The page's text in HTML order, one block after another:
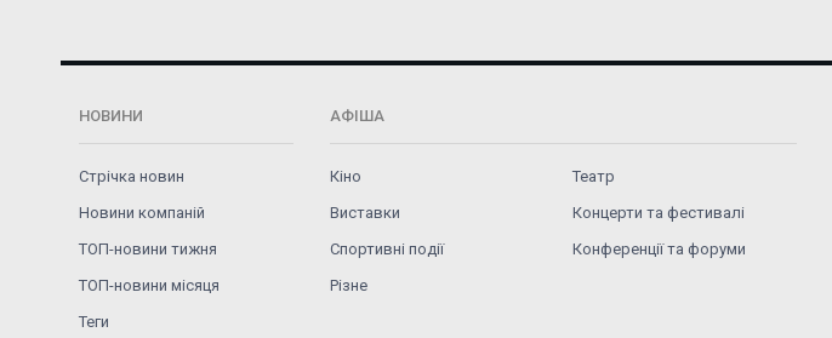
НОВИНИ
Стрічка новин
Новини компаній
ТОП-новини тижня
ТОП-новини місяця
Теги
АФІША
Кіно
Театр
Виставки
Концерти та фестивалі
Спортивні події
Конференції та форуми
Різне